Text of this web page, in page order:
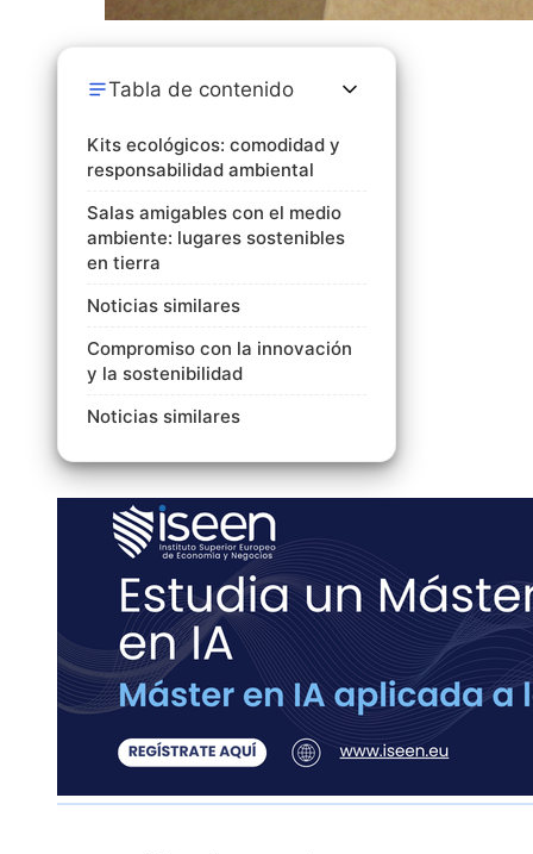
Tabla de contenido
Kits ecológicos: comodidad y
responsabilidad ambiental
Salas amigables con el medio
ambiente: lugares sostenibles
en tierra
Noticias similares
Compromiso con la innovación
y la sostenibilidad
Noticias similares